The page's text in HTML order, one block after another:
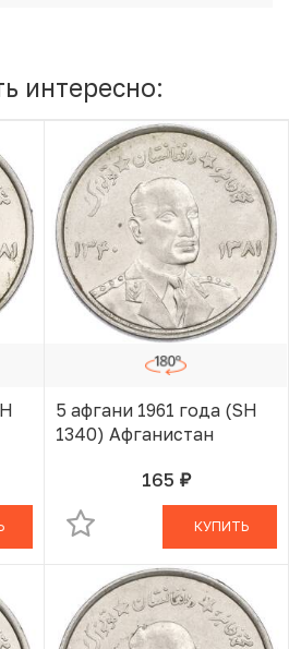
интересно:
5 афгани 1961 года (SH
1340) Афганистан
165 руб.В КОРЗИНЕ
КУПИТЬ